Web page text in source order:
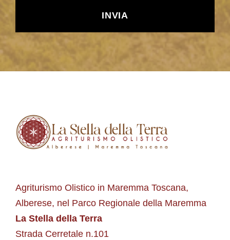
Agriturismo Olistico in Maremma Toscana,
Alberese, nel Parco Regionale della Maremma
La Stella della Terra
Strada Cerretale n.101